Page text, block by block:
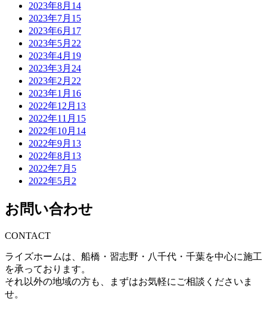
2023年8月 14
2023年7月 15
2023年6月 17
2023年5月 22
2023年4月 19
2023年3月 24
2023年2月 22
2023年1月 16
2022年12月 13
2022年11月 15
2022年10月 14
2022年9月 13
2022年8月 13
2022年7月 5
2022年5月 2
お問い合わせ
CONTACT
ライズホームは、船橋・習志野・八千代・千葉を中心に施工
を承っております。
それ以外の地域の方も、まずはお気軽にご相談くださいま
せ。